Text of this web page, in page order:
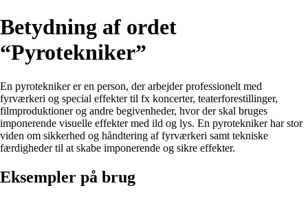
Betydning af ordet
“Pyrotekniker”
En pyrotekniker er en person, der arbejder professionelt med
fyrværkeri og special effekter til fx koncerter, teaterforestillinger,
filmproduktioner og andre begivenheder, hvor der skal bruges
imponerende visuelle effekter med ild og lys. En pyrotekniker har stor
viden om sikkerhed og håndtering af fyrværkeri samt tekniske
færdigheder til at skabe imponerende og sikre effekter.
Eksempler på brug